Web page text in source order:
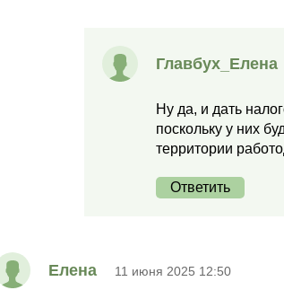
Главбух_Елена
Ну да, и дать
поскольку у них
территории
Ответить
Елена 11 июня 2025 12:50